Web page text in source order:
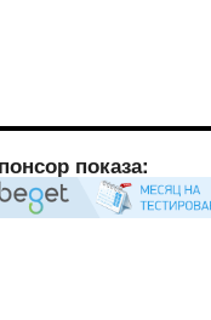
показа: